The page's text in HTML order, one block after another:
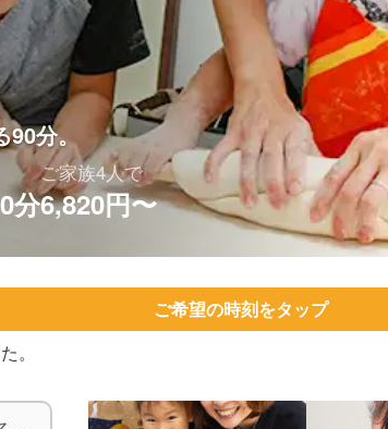
分。
分
ご家族4人で
6,820円〜
ご希望の時刻をタップ
。